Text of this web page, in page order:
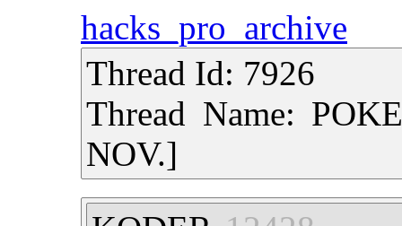
hacks_pro_archive
Thread Id: 7926
Thread Name:
NOV.]